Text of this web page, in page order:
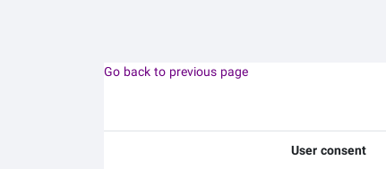
Go back to previous page
User consent